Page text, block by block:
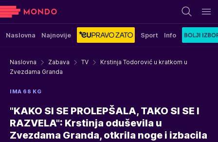
Naslovna Najnovije Sport Info
Naslovna Zabava TV
Krstinja Todorović u kratkom u
Zvezdama Granda
IMA 68 KG
"KAKO SI SE PROLEPŠALA, TAKO SI SE I
RAZVELA": Krstinja oduševila u
Zvezdama Granda, otkrila noge i izbacila